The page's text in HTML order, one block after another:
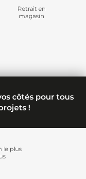
Retrait en
magasin
côtés pour tous
!
le plus